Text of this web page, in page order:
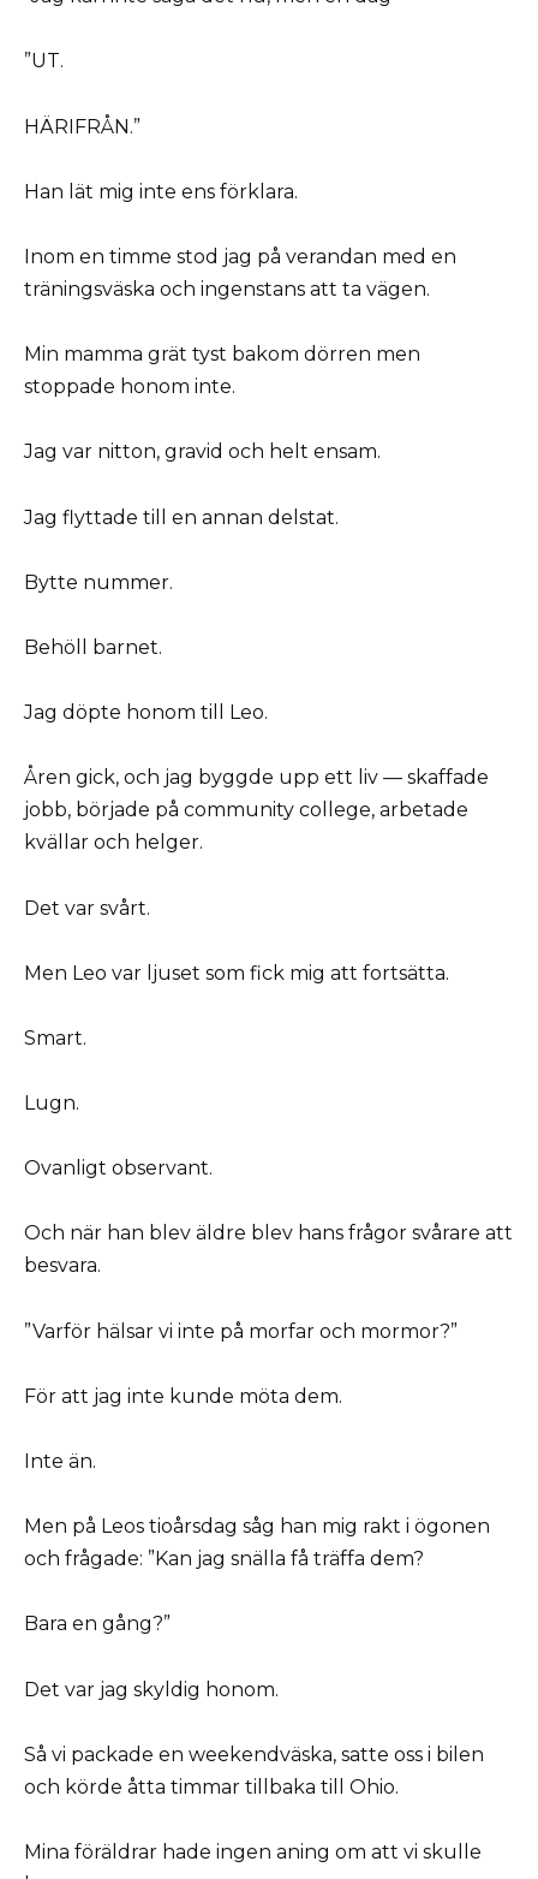
”UT.
HÄRIFRÅN.”
Han lät mig inte ens förklara.
Inom en timme stod jag på verandan med en
träningsväska och ingenstans att ta vägen.
Min mamma grät tyst bakom dörren men
stoppade honom inte.
Jag var nitton, gravid och helt ensam.
Jag flyttade till en annan delstat.
Bytte nummer.
Behöll barnet.
Jag döpte honom till Leo.
Åren gick, och jag byggde upp ett liv — skaffade
jobb, började på community college, arbetade
kvällar och helger.
Det var svårt.
Men Leo var ljuset som fick mig att fortsätta.
Smart.
Lugn.
Ovanligt observant.
Och när han blev äldre blev hans frågor svårare att
besvara.
”Varför hälsar vi inte på morfar och mormor?”
För att jag inte kunde möta dem.
Inte än.
Men på Leos tioårsdag såg han mig rakt i ögonen
och frågade: ”Kan jag snälla få träffa dem?
Bara en gång?”
Det var jag skyldig honom.
Så vi packade en weekendväska, satte oss i bilen
och körde åtta timmar tillbaka till Ohio.
Mina föräldrar hade ingen aning om att vi skulle